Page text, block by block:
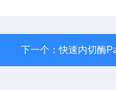
下一个：快速内切酶